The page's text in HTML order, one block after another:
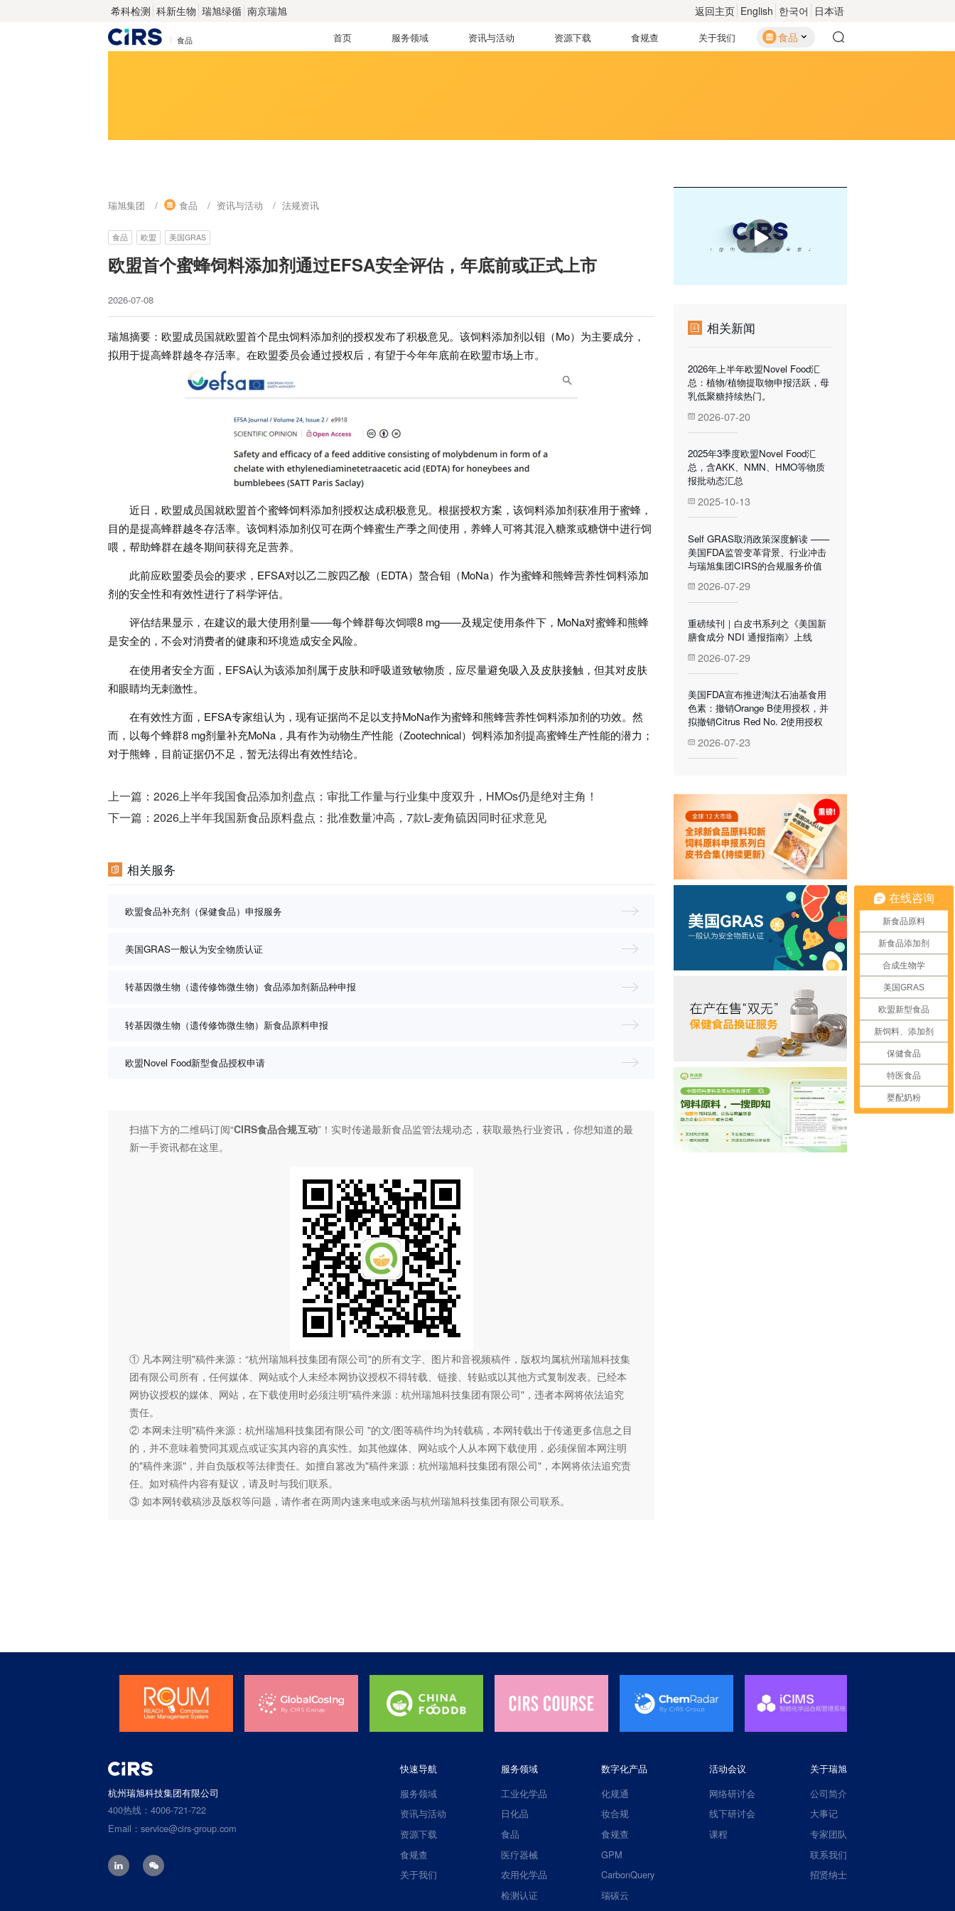
希科检测 科新生物 瑞旭绿循 南京瑞旭 返回主页 English 한국어 日本语
食品 首页 服务领域 资讯与活动 资源下载 食规查 关于我们 食品
瑞旭集团 食品 资讯与活动 法规资讯
食品 欧盟 美国GRAS
欧盟首个蜜蜂饲料添加剂通过EFSA安全评估，年底前或正式上市
2026-07-08
瑞旭摘要：欧盟成员国就欧盟首个昆虫饲料添加剂的授权发布了积极意见。该饲料添加剂以钼（Mo）为主要成分，
拟用于提高蜂群越冬存活率。在欧盟委员会通过授权后，有望于今年年底前在欧盟市场上市。
近日，欧盟成员国就欧盟首个蜜蜂饲料添加剂授权达成积极意见。根据授权方案，该饲料添加剂获准用于蜜蜂，
目的是提高蜂群越冬存活率。该饲料添加剂仅可在两个蜂蜜生产季之间使用，养蜂人可将其混入糖浆或糖饼中进行饲
喂，帮助蜂群在越冬期间获得充足营养。
此前应欧盟委员会的要求，EFSA对以乙二胺四乙酸（EDTA）螯合钼（MoNa）作为蜜蜂和熊蜂营养性饲料添加
剂的安全性和有效性进行了科学评估。
评估结果显示，在建议的最大使用剂量——每个蜂群每次饲喂8 mg——及规定使用条件下，MoNa对蜜蜂和熊蜂
是安全的，不会对消费者的健康和环境造成安全风险。
在使用者安全方面，EFSA认为该添加剂属于皮肤和呼吸道致敏物质，应尽量避免吸入及皮肤接触，但其对皮肤
和眼睛均无刺激性。
在有效性方面，EFSA专家组认为，现有证据尚不足以支持MoNa作为蜜蜂和熊蜂营养性饲料添加剂的功效。然
而，以每个蜂群8 mg剂量补充MoNa，具有作为动物生产性能（Zootechnical）饲料添加剂提高蜜蜂生产性能的潜力；
对于熊蜂，目前证据仍不足，暂无法得出有效性结论。
上一篇： 2026上半年我国食品添加剂盘点：审批工作量与行业集中度双升，HMOs仍是绝对主角！
下一篇： 2026上半年我国新食品原料盘点：批准数量冲高，7款L-麦角硫因同时征求意见
相关服务
欧盟食品补充剂（保健食品）申报服务
美国GRAS一般认为安全物质认证
转基因微生物（遗传修饰微生物）食品添加剂新品种申报
转基因微生物（遗传修饰微生物）新食品原料申报
欧盟Novel Food新型食品授权申请
扫描下方的二维码订阅“CIRS食品合规互动”！ 实时传递最新食品监管法规动态，获取最热行业资讯， 你想知道的最
新一手资讯都在这里。
① 凡本网注明"稿件来源：“杭州瑞旭科技集团有限公司"的所有文字、图片和音视频稿件，版权均属杭州瑞旭科技集
团有限公司所有，任何媒体、网站或个人未经本网协议授权不得转载、链接、转贴或以其他方式复制发表。已经本
网协议授权的媒体、网站，在下载使用时必须注明"稿件来源：杭州瑞旭科技集团有限公司"，违者本网将依法追究
责任。
② 本网未注明"稿件来源：杭州瑞旭科技集团有限公司 "的文/图等稿件均为转载稿，本网转载出于传递更多信息之目
的，并不意味着赞同其观点或证实其内容的真实性。如其他媒体、网站或个人从本网下载使用，必须保留本网注明
的"稿件来源"，并自负版权等法律责任。如擅自篡改为"稿件来源：杭州瑞旭科技集团有限公司"，本网将依法追究责
任。如对稿件内容有疑议，请及时与我们联系。
③ 如本网转载稿涉及版权等问题，请作者在两周内速来电或来函与杭州瑞旭科技集团有限公司联系。
播
放
相关新闻
2026年上半年欧盟Novel Food汇
总：植物/植物提取物申报活跃，母
乳低聚糖持续热门。
2026-07-20
2025年3季度欧盟Novel Food汇
总，含AKK、NMN、HMO等物质
报批动态汇总
2025-10-13
Self GRAS取消政策深度解读 ——
美国FDA监管变革背景、行业冲击
与瑞旭集团CIRS的合规服务价值
2026-07-29
重磅续刊｜白皮书系列之《美国新
膳食成分 NDI 通报指南》上线
2026-07-29
美国FDA宣布推进淘汰石油基食用
色素：撤销Orange B使用授权，并
拟撤销Citrus Red No. 2使用授权
2026-07-23
杭州瑞旭科技集团有限公司
400热线：4006-721-722
Email：service@cirs-group.com
快速导航
服务领域
资讯与活动
资源下载
食规查
关于我们
服务领域
工业化学品
日化品
食品
医疗器械
农用化学品
检测认证
数字化产品
化规通
妆合规
食规查
GPM
CarbonQuery
瑞碳云
活动会议
网络研讨会
线下研讨会
课程
关于瑞旭
公司简介
大事记
专家团队
联系我们
招贤纳士
在线咨询
新食品原料
新食品添加剂
合成生物学
美国GRAS
欧盟新型食品
新饲料、添加剂
保健食品
特医食品
婴配奶粉